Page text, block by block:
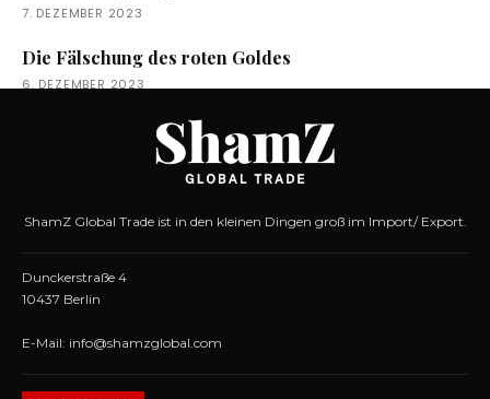
7. DEZEMBER 2023
Die Fälschung des roten Goldes
6. DEZEMBER 2023
ShamZ Global Trade ist in den kleinen Dingen groß im Import/ Export.
Dunckerstraße 4
10437 Berlin
E-Mail: info@shamzglobal.com